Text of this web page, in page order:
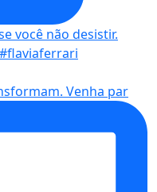
Venha par